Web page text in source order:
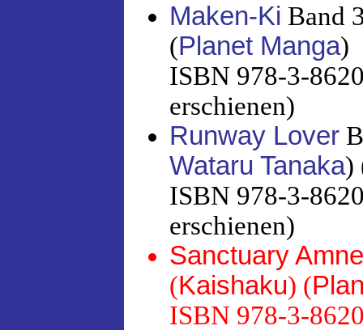
Maken-Ki Band
(Planet Manga)
ISBN 978-3-
erschienen)
Runway Lover
Wataru Tanaka)
ISBN 978-3-
erschienen)
Sanctuary
(Kaishaku) (
ISBN 978-3-